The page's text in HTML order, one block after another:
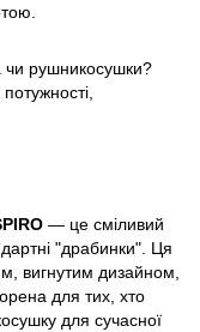
чи рушникосушки?
— це сміливий
"драбинки". Ця
вигнутим дизайном,
для тих, хто
для сучасної